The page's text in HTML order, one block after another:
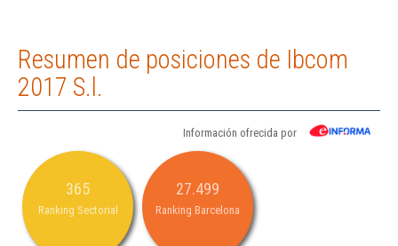
Resumen de posiciones de Ibcom
2017 S.l.
Información ofrecida por
365
Ranking Sectorial
27.499
Ranking Barcelona